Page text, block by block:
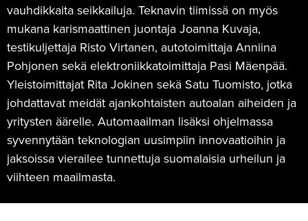
vauhdikkaita seikkailuja. Teknavin tiimissä on myös
mukana karismaattinen juontaja Joanna Kuvaja,
testikuljettaja Risto Virtanen, autotoimittaja Anniina
Pohjonen sekä elektroniikkatoimittaja Pasi Mäenpää.
Yleistoimittajat Rita Jokinen sekä Satu Tuomisto, jotka
johdattavat meidät ajankohtaisten autoalan aiheiden ja
yritysten äärelle. Automaailman lisäksi ohjelmassa
syvennytään teknologian uusimpiin innovaatioihin ja
jaksoissa vierailee tunnettuja suomalaisia urheilun ja
viihteen maailmasta.